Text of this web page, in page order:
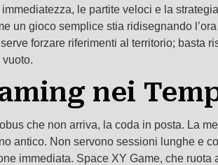
le partite veloci e la
un gioco semplice stia ridisegnando
forzare riferimenti al territorio; basta
nei
che non arriva, la coda in posta. La
antico. Non servono sessioni lunghe e
immediata. Space XY Game, che